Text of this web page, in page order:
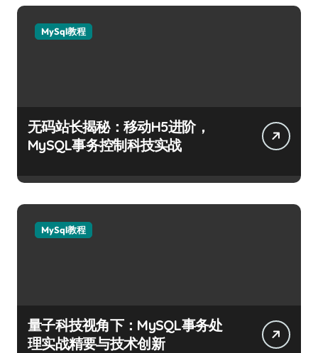
MySql教程
无码站长揭秘：移动H5进阶，
MySQL事务控制科技实战
MySql教程
量子科技视角下：MySQL事务处
理实战精要与技术创新